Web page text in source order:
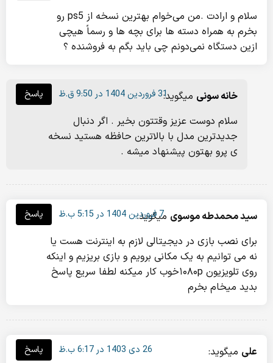
سلام و ارادت .من می‌خوام بهترین نسخه از ps5 رو
بخرم به همراه دسته ها برای بچه ها و رسماً هیچی
ازین دستگاه نمی‌دونم چی باید بگم به فروشنده ؟
خانه سونی میگوید:
سلام دوست عزیز وقتتون بخیر . اگر دنبال
جدیدترین مدل با بالاترین حافظه هستید نسخه
ی پرو بهتون پیشنهاد میشه .
31 فروردین 1404 در 9:50 ق.ظ پاسخ
سید محمدطه موسوی میگوید:
برای نصب بازی در دیجیتالی لازم به اینترنت هست یا
نه می توانیم به یک مکانی برویم و بازی بریزیم و اینکه
روی تلویزیون ۱۰۸۰pخوب کار میکنه لطفا سریع پاسخ
بدید میخام بخرم
7 فروردین 1404 در 5:15 ب.ظ پاسخ
علی میگوید:
26 دی 1403 در 6:17 ب.ظ پاسخ